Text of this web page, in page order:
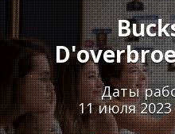
Даты
11 июля